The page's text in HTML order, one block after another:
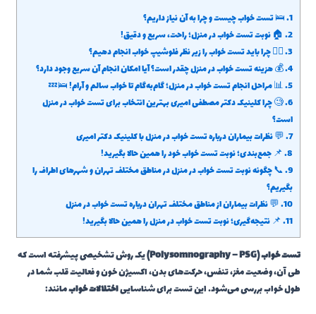
1. 🛌 تست خواب چیست و چرا به آن نیاز داریم؟
2. 🏠 نوبت تست خواب در منزل؛ راحت، سریع و دقیق!
3. 👨‍⚕️ چرا باید تست خواب را زیر نظر فلوشیپ خواب انجام دهیم؟
4. 💰 هزینه تست خواب در منزل چقدر است؟ آیا امکان انجام آن سریع وجود دارد؟
5. 📊 مراحل انجام تست خواب در منزل؛ گام‌به‌گام تا خواب سالم و آرام! 🛌💤
6. 🧐 چرا کلینیک دکتر مصطفی امیری بهترین انتخاب برای تست خواب در منزل
است؟
7. 💬 نظرات بیماران درباره تست خواب در منزل با کلینیک دکتر امیری
8. 📌 جمع‌بندی؛ نوبت تست خواب خود را همین حالا بگیرید!
9. 📞 چگونه نوبت تست خواب در منزل در مناطق مختلف تهران و شهرهای اطراف را
بگیریم؟
10. 💬 نظرات بیماران از مناطق مختلف تهران درباره تست خواب در منزل
11. 📌 نتیجه‌گیری؛ نوبت تست خواب در منزل را همین حالا بگیرید!
تست خواب (Polysomnography – PSG)
یک روش تشخیصی پیشرفته است که
طی آن، وضعیت مغز، تنفس، حرکت‌های بدن، اکسیژن خون و فعالیت قلب شما در
طول خواب بررسی می‌شود. این تست برای شناساییاختلالات خوابمانند: